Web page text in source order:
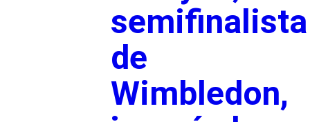
semifinalista
de
Wimbledon,